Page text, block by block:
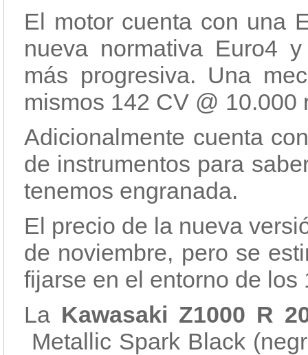
El motor cuenta con una
nueva normativa Euro4
más progresiva. Una
mismos 142 CV @ 10.000
Adicionalmente cuenta
de instrumentos para
tenemos engranada.
El precio de la nueva
de noviembre, pero se
fijarse en el entorno de los
La Kawasaki Z1000 R
Metallic Spark Black